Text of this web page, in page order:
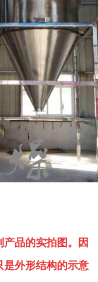
品的实拍图。因
是外形结构的示意